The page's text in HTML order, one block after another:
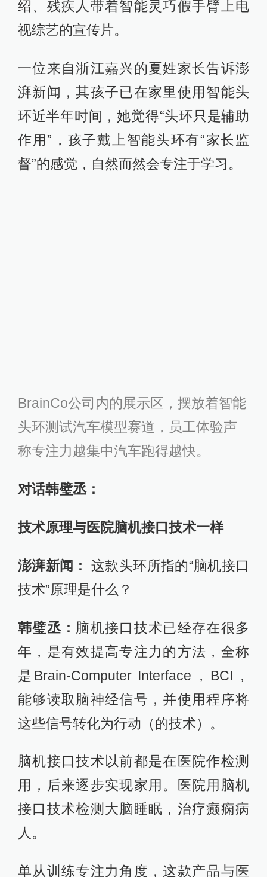
绍、残疾人带着智能灵巧假手臂上电
视综艺的宣传片。
一位来自浙江嘉兴的夏姓家长告诉澎
湃新闻，其孩子已在家里使用智能头
环近半年时间，她觉得“头环只是辅助
作用”，孩子戴上智能头环有“家长监
督”的感觉，自然而然会专注于学习。
韩璧丞：脑机接口技术已经存在很多
年，是有效提高专注力的方法，全称
能够读取脑神经信号，并使用程序将
这些信号转化为行动（的技术）。
脑机接口技术以前都是在医院作检测
用，后来逐步实现家用。医院用脑机
人。
单从训练专注力角度，这款产品与医
用的技术一样，没有区别。医院器械
太大，很难搬运、简化，在医院去做
生的专业指导下使用。我们把仪器简
化了，把它变成了一个头环。
澎湃新闻：